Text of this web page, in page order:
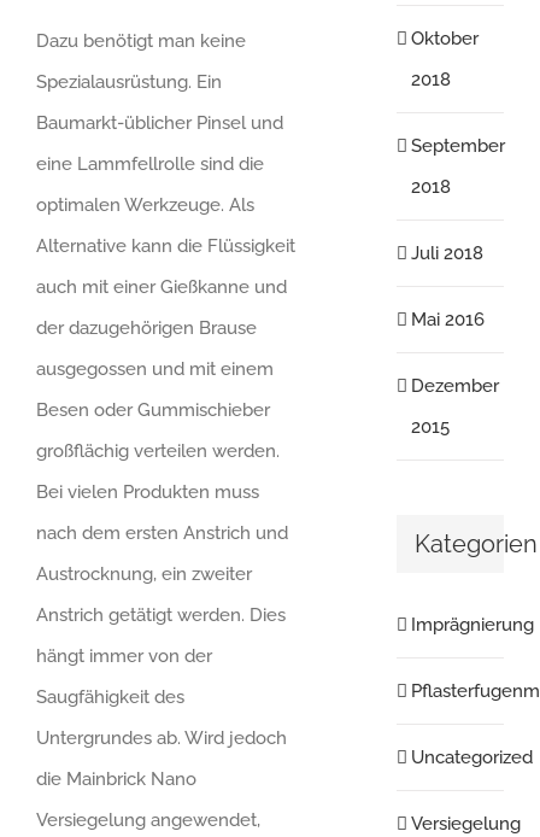
Dazu benötigt man keine
Spezialausrüstung. Ein
Baumarkt-üblicher Pinsel und
eine Lammfellrolle sind die
optimalen Werkzeuge. Als
Alternative kann die Flüssigkeit
auch mit einer Gießkanne und
der dazugehörigen Brause
ausgegossen und mit einem
Besen oder Gummischieber
großflächig verteilen werden.
Bei vielen Produkten muss
nach dem ersten Anstrich und
Austrocknung, ein zweiter
Anstrich getätigt werden. Dies
hängt immer von der
Saugfähigkeit des
Untergrundes ab. Wird jedoch
die Mainbrick Nano
Versiegelung angewendet,
Oktober
2018
September
2018
Juli 2018
Mai 2016
Dezember
2015
Kategorien
Imprägnierung
Uncategorized
Versiegelung